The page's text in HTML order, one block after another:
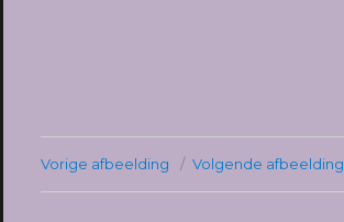
Vorige afbeelding Volgende afbeelding